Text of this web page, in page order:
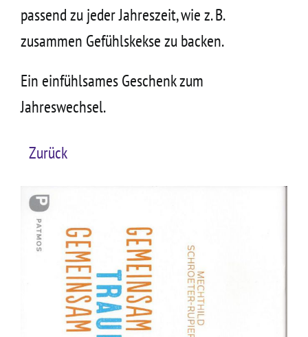
passend zu jeder Jahreszeit, wie z. B.
zusammen Gefühlskekse zu backen.
Ein einfühlsames Geschenk zum
Jahreswechsel.
Zurück